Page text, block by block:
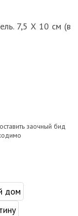
7,5 Х 10 см (в
заочный бид
дом